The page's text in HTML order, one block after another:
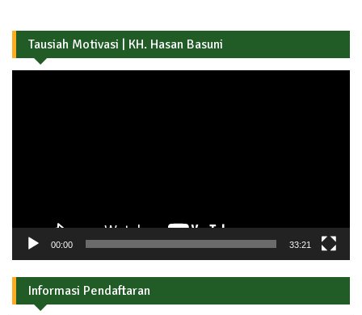
Tausiah Motivasi | KH. Hasan Basuni
00:00 33:21
Informasi Pendaftaran